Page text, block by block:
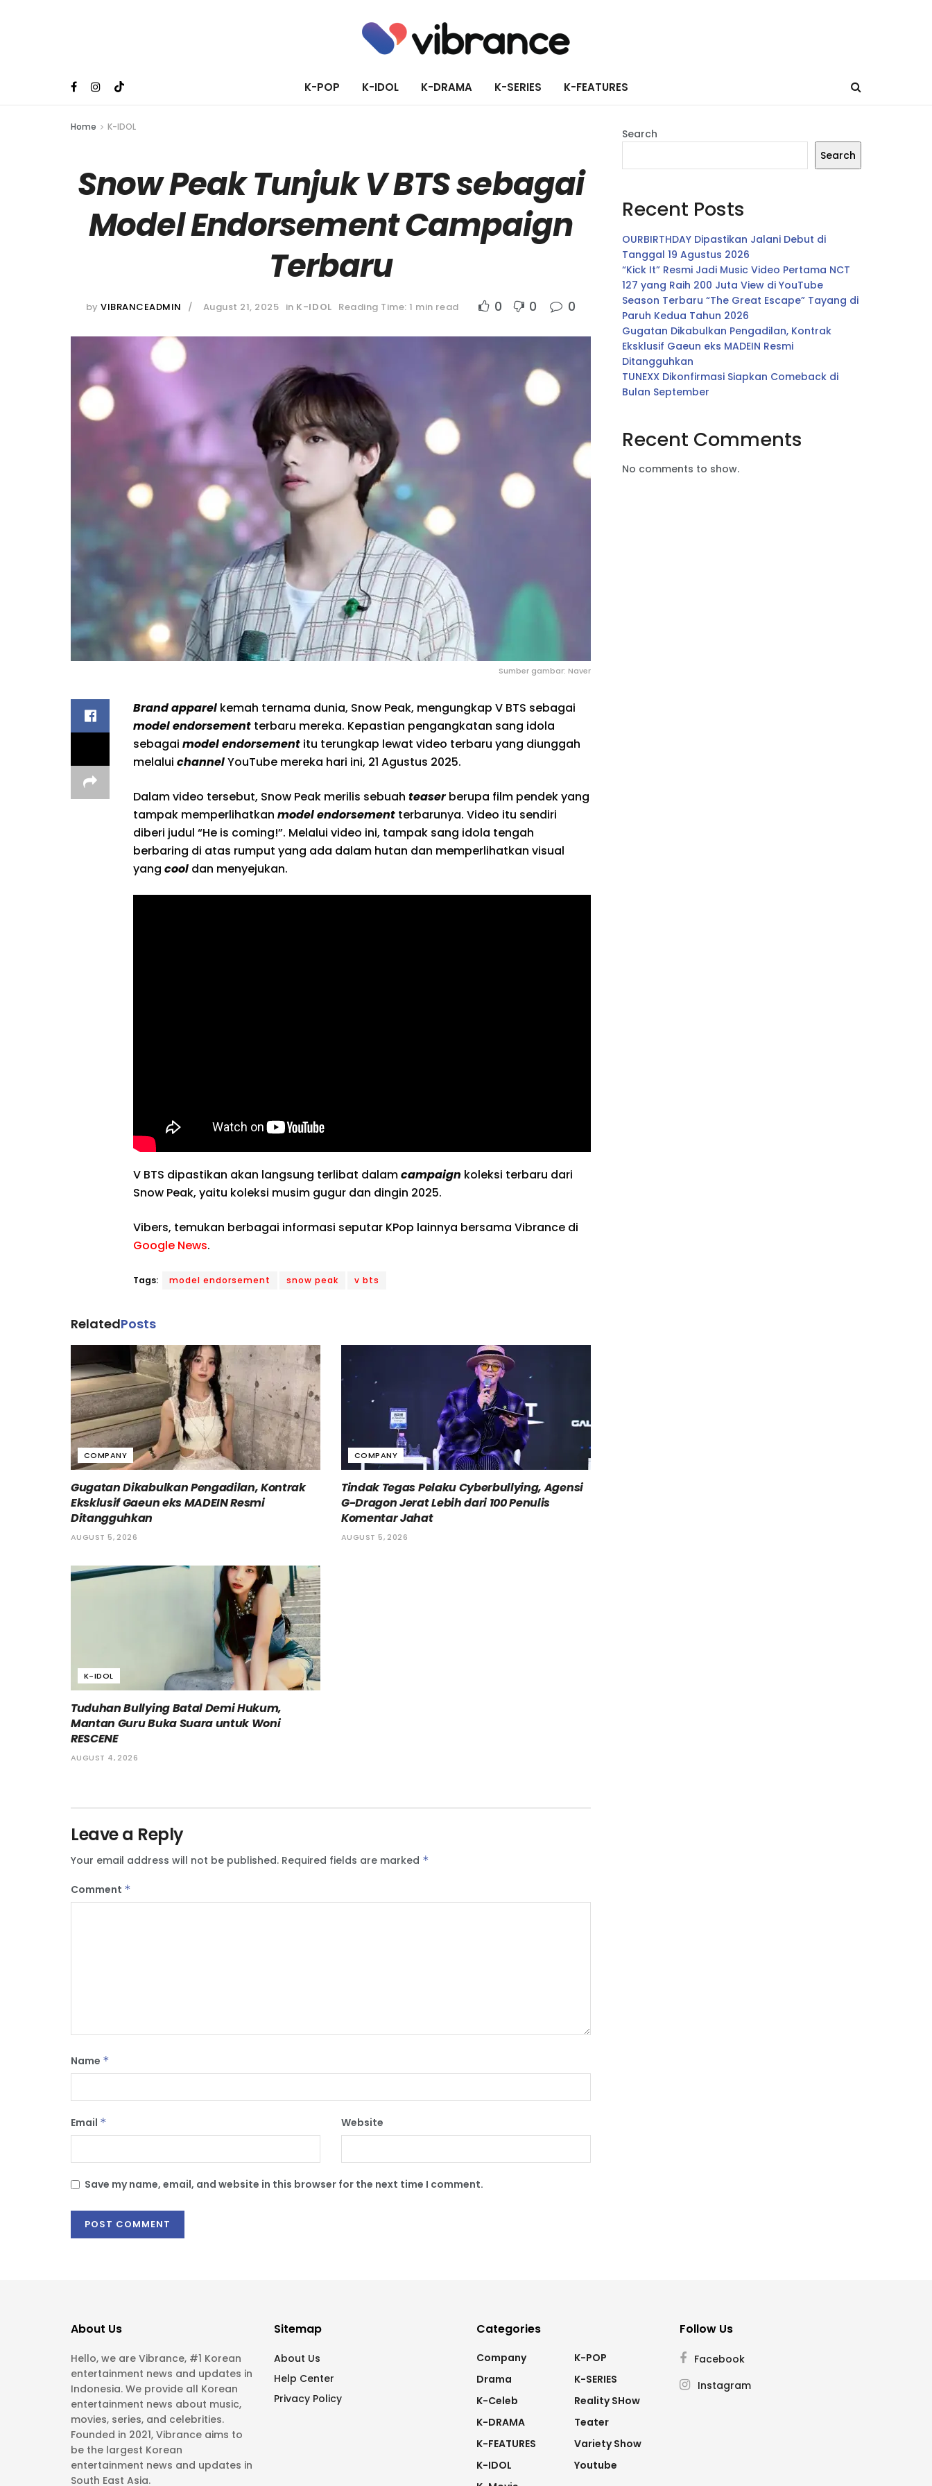
K-POP K-IDOL K-DRAMA K-SERIES K-FEATURES
Home K-IDOL
Snow Peak Tunjuk V BTS sebagai
Model Endorsement Campaign
Terbaru
by VIBRANCEADMIN August 21, 2025 in K-IDOL Reading Time: 1 min read 0 0 0
Sumber gambar: Naver
Brand apparel kemah ternama dunia, Snow Peak, mengungkap V BTS sebagai
model endorsement terbaru mereka. Kepastian pengangkatan sang idola
sebagai model endorsement itu terungkap lewat video terbaru yang diunggah
melalui channelYouTube mereka hari ini, 21 Agustus 2025.
Dalam video tersebut, Snow Peak merilis sebuah teaserberupa film pendek yang
tampak memperlihatkan model endorsement terbarunya. Video itu sendiri
diberi judul “He is coming!”. Melalui video ini, tampak sang idola tengah
berbaring di atas rumput yang ada dalam hutan dan memperlihatkan visual
yang cool dan menyejukan.
V BTS dipastikan akan langsung terlibat dalamcampaign koleksi terbaru dari
Snow Peak, yaitu koleksi musim gugur dan dingin 2025.
Vibers, temukan berbagai informasi seputar KPop lainnya bersama Vibrance di
Google News.
Tags: model endorsement snow peak v bts
RelatedPosts
COMPANY
Gugatan Dikabulkan Pengadilan, Kontrak
Eksklusif Gaeun eks MADEIN Resmi
Ditangguhkan
AUGUST 5, 2026
COMPANY
Tindak Tegas Pelaku Cyberbullying, Agensi
G-Dragon Jerat Lebih dari 100 Penulis
Komentar Jahat
AUGUST 5, 2026
K-IDOL
Tuduhan Bullying Batal Demi Hukum,
Mantan Guru Buka Suara untuk Woni
RESCENE
AUGUST 4, 2026
Leave a Reply
Your email address will not be published. Required fields are marked *
Comment *
Name *
Email * Website
Save my name, email, and website in this browser for the next time I comment.
Search
Search
Recent Posts
OURBIRTHDAY Dipastikan Jalani Debut di
Tanggal 19 Agustus 2026
“Kick It” Resmi Jadi Music Video Pertama NCT
127 yang Raih 200 Juta View di YouTube
Season Terbaru “The Great Escape” Tayang di
Paruh Kedua Tahun 2026
Gugatan Dikabulkan Pengadilan, Kontrak
Eksklusif Gaeun eks MADEIN Resmi
Ditangguhkan
TUNEXX Dikonfirmasi Siapkan Comeback di
Bulan September
Recent Comments
No comments to show.
About Us
Hello, we are Vibrance, #1 Korean
entertainment news and updates in
Indonesia. We provide all Korean
entertainment news about music,
movies, series, and celebrities.
Founded in 2021, Vibrance aims to
be the largest Korean
entertainment news and updates in
South East Asia.
Sitemap
About Us
Help Center
Privacy Policy
Categories
Company
Drama
K-Celeb
K-DRAMA
K-FEATURES
K-IDOL
K-POP
K-SERIES
Reality SHow
Teater
Variety Show
Youtube
Follow Us
Facebook
Instagram